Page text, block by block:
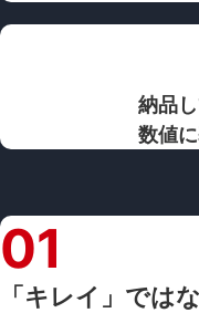
納品
数値
01
「キレイ」では